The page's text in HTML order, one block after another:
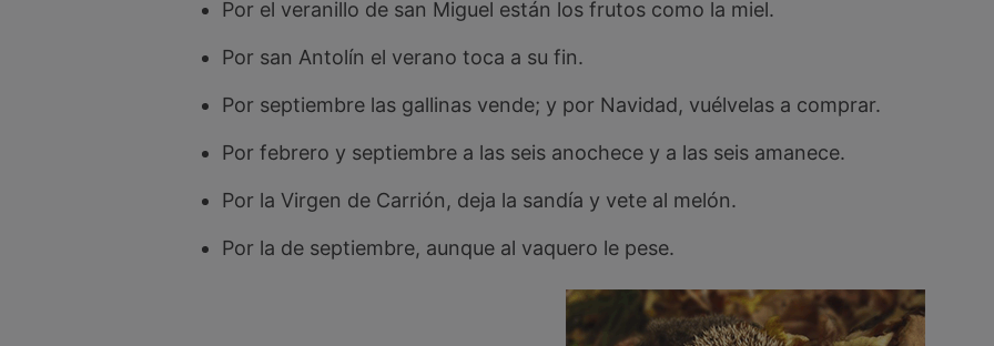
Por el veranillo de san Miguel están los frutos como la miel.
Por san Antolín el verano toca a su fin.
Por septiembre las gallinas vende; y por Navidad, vuélvelas a comprar.
Por febrero y septiembre a las seis anochece y a las seis amanece.
Por la Virgen de Carrión, deja la sandía y vete al melón.
Por la de septiembre, aunque al vaquero le pese.